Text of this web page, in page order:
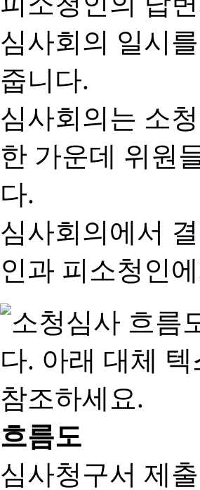
심사회의 일시
줍니다.
심사회의는 소
한 가운데 위원
다.
심사회의에서
인과 피소청인
흐름도
심사청구서 제출